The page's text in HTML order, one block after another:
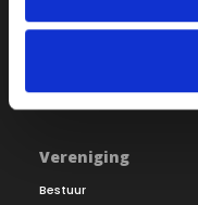
Doneer
Vereniging
Bestuur